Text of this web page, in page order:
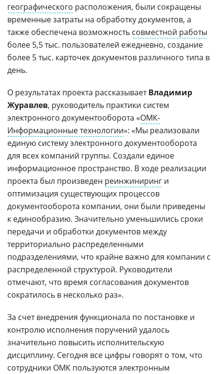
географического расположения, были сокращены
временные затраты на обработку документов, а
также обеспечена возможность совместной работы
более 5,5 тыс. пользователей ежедневно, создание
более 5 тыс. карточек документов различного типа в
день.
О результатах проекта рассказываетВладимир
Журавлев, руководитель практики систем
электронного документооборота «ОМК-
Информационные технологии»: «Мы реализовали
единую систему электронного документооборота
для всех компаний группы. Создали единое
информационное пространство. В ходе реализации
проекта был произведен реинжиниринг и
оптимизация существующих процессов
документооборота компании, они были приведены
к единообразию. Значительно уменьшились сроки
передачи и обработки документов между
территориально распределенными
подразделениями, что крайне важно для компании с
распределенной структурой. Руководители
отмечают, что время согласования документов
сократилось в несколько раз».
За счет внедрения функционала по постановке и
контролю исполнения поручений удалось
значительно повысить исполнительскую
дисциплину. Сегодня все цифры говорят о том, что
сотрудники ОМК пользуются электронным